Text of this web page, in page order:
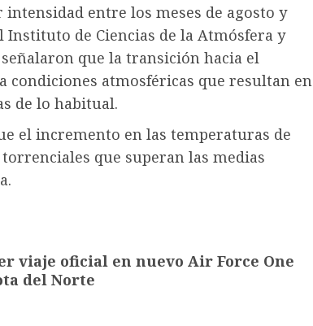
entre los meses de agosto y
de Ciencias de la Atmósfera y
que la transición hacia el
condiciones atmosféricas que resultan en
de lo habitual.
el incremento en las temperaturas de
que superan las medias
viaje oficial en nuevo Air Force One
del Norte